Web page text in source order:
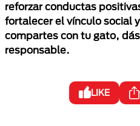
reforzar conductas
fortalecer el vínculo social
compartes con tu gato,
responsable.
LIKE